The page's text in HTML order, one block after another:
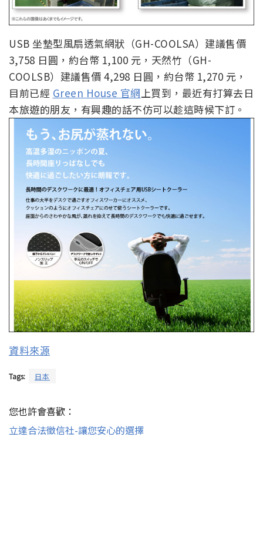
USB 坐墊型風扇透氣網狀（GH-COOLSA）建議售價
3,758 日圓，約台幣 1,100 元，天然竹（GH-
COOLSB）建議售價 4,298 日圓，約台幣 1,270 元，
目前已經 Green House 官網上買到，最近有打算去日
本旅遊的朋友，有興趣的話不仿可以趁這時候下訂。
資料來源
Tags: 日本
您也許會喜歡：
立達合法徵信社-讓您安心的選擇